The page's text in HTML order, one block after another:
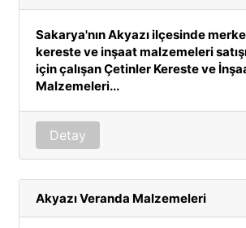
Sakarya'nın Akyazı ilçesinde
kereste ve inşaat malzemeleri
için çalışan Çetinler Kereste ve
Malzemeleri...
Detay
Akyazı Veranda Malzemeleri